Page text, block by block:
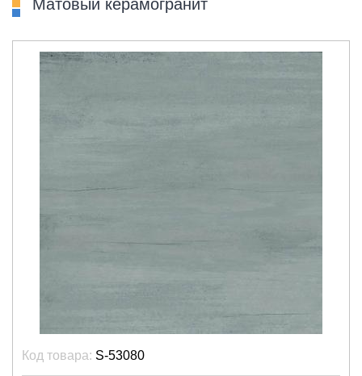
Матовый керамогранит
Код товара: S-53080